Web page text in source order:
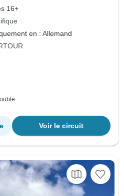
16+
en : Allemand
Voir le circuit